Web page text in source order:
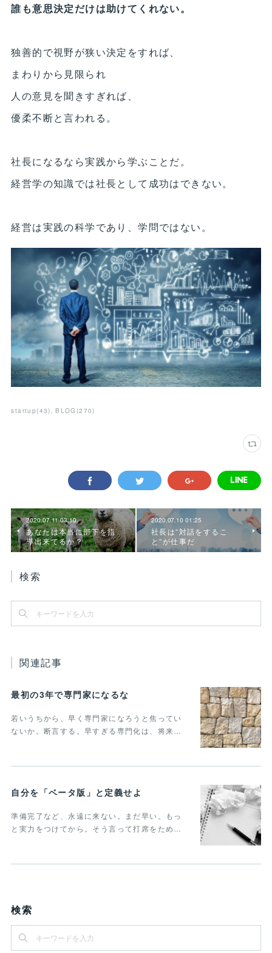
誰も意思決定だけは助けてくれない。
独善的で視野が狭い決定をすれば、
まわりから見限られ
人の意見を聞きすぎれば、
優柔不断と言われる。
社長になるなら実践から学ぶことだ。
経営学の知識では社長として成功はできない。
経営は実践の科学であり、学問ではない。
startup (43) BLOG (270)
2020.07.11 03:10
あなたは本当に部下を指
導出来てるか？
2020.07.10 01:25
社長は“対話をするこ
と“が仕事だ
検索
関連記事
最初の3年で専門家になるな
若いうちから、早く専門家になろうと焦ってい
ないか。断言する。早すぎる専門化は、将来…
自分を「ベータ版」と定義せよ
準備完了など、永遠に来ない。まだ早い。もっ
と実力をつけてから。そう言って打席をため…
検索